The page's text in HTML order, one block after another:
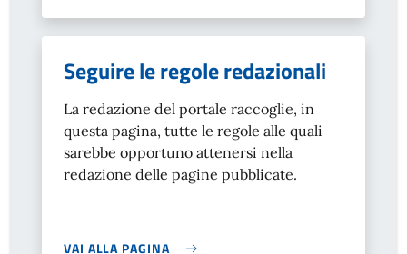
Seguire le regole redazionali
La redazione del portale raccoglie, in
questa pagina, tutte le regole alle quali
sarebbe opportuno attenersi nella
redazione delle pagine pubblicate.
VAI ALLA PAGINA